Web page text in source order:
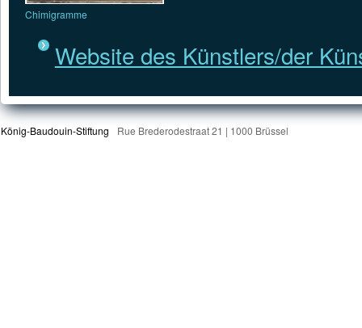
Chimigramme
Website des Künstlers/der
König-Baudouin-Stiftung Rue Brederodestraat 21 | 1000 Brüssel